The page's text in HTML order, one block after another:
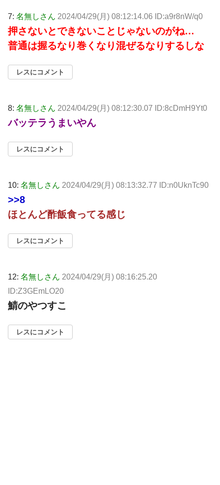
7: 名無しさん 2024/04/29(月) 08:12:14.06 ID:a9r8nW/q0
押さないとできないことじゃないのがね…
普通は握るなり巻くなり混ぜるなりするしな
レスにコメント
8: 名無しさん 2024/04/29(月) 08:12:30.07 ID:8cDmH9Yt0
バッテラうまいやん
レスにコメント
10: 名無しさん 2024/04/29(月) 08:13:32.77 ID:n0UknTc90
>>8
ほとんど酢飯食ってる感じ
レスにコメント
12: 名無しさん 2024/04/29(月) 08:16:25.20
ID:Z3GEmLO20
鯖のやつすこ
レスにコメント